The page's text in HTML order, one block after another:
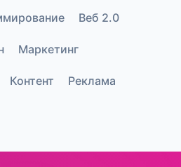
Веб 2.0
Маркетинг
Контент Реклама